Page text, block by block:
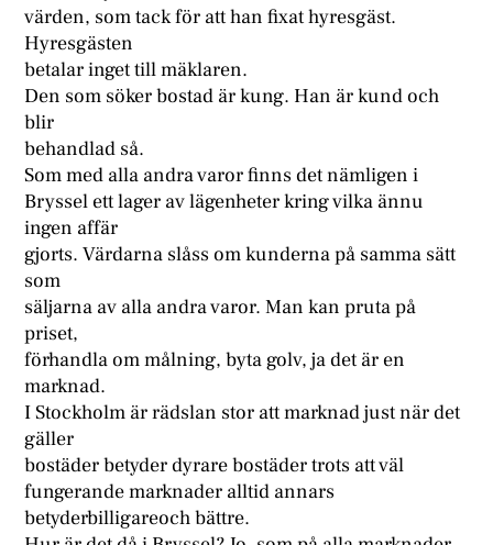
värden, som tack för att han fixat hyresgäst.
Hyresgästen
betalar inget till mäklaren.
Den som söker bostad är kung. Han är kund och
blir
behandlad så.
Som med alla andra varor finns det nämligen i
Bryssel ett lager av lägenheter kring vilka ännu
ingen affär
gjorts. Värdarna slåss om kunderna på samma sätt
som
säljarna av alla andra varor. Man kan pruta på
priset,
förhandla om målning, byta golv, ja det är en
marknad.
I Stockholm är rädslan stor att marknad just när det
gäller
bostäder betyder dyrare bostäder trots att väl
fungerande marknader alltid annars
betyderbilligareoch bättre.